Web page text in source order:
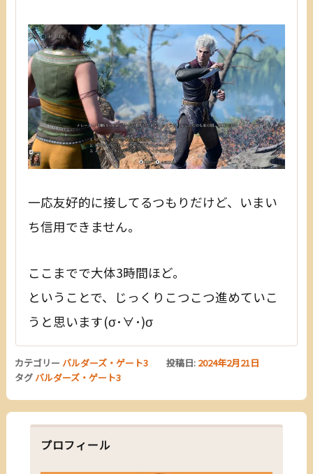
一応友好的に接してるつもりだけど、いまい
ち信用できません。
ここまでで大体3時間ほど。
ということで、じっくりこつこつ進めていこ
うと思います(σ･∀･)σ
投稿日: 2024年2月21日
カテゴリー バルダーズ・ゲート3
タグ バルダーズ・ゲート3
プロフィール